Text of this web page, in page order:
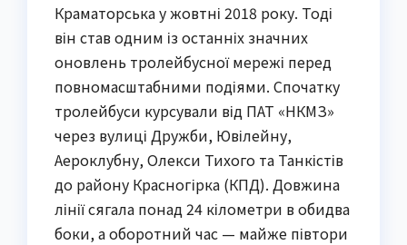
Краматорська у жовтні 2018 року. Тоді
він став одним із останніх значних
оновлень тролейбусної мережі перед
повномасштабними подіями. Спочатку
тролейбуси курсували від ПАТ «НКМЗ»
через вулиці Дружби, Ювілейну,
Аероклубну, Олекси Тихого та Танкістів
до району Красногірка (КПД). Довжина
лінії сягала понад 24 кілометри в обидва
боки, а оборотний час — майже півтори